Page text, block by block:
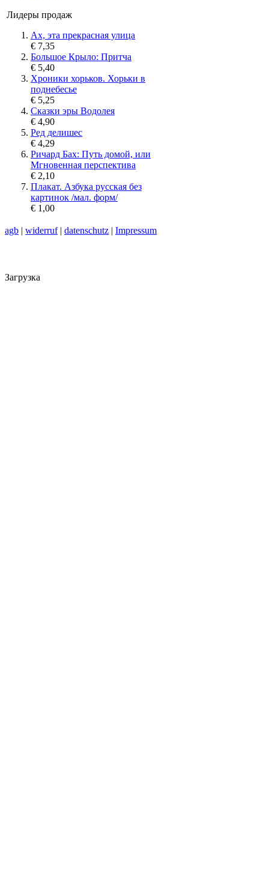
Лидеры продаж
Ах, эта прекрасная улица
€ 7,35
Большое Крыло: Притча
€ 5,40
Хроники хорьков. Хорьки в
поднебесье
€ 5,25
Сказки эры Водолея
€ 4,90
Ред делишес
€ 4,29
Ричард Бах: Путь домой, или
Мгновенная перспектива
€ 2,10
Плакат. Азбука русская без
картинок /мал. форм/
€ 1,00
agb | widerruf| datenschutz | Impressum
Загрузка